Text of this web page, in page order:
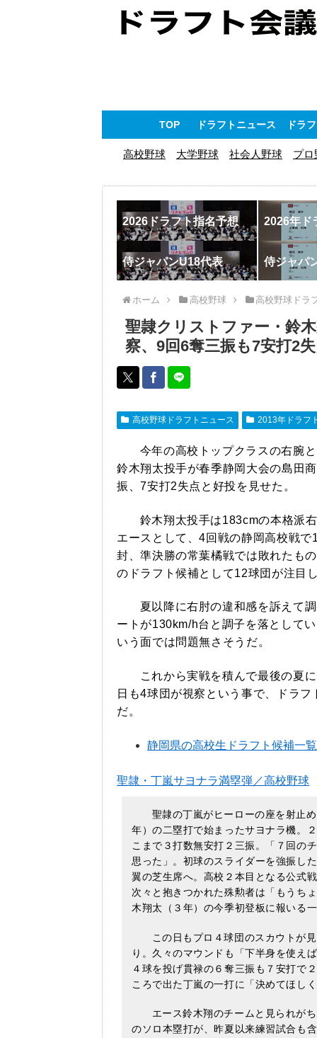
TOP ドラフトニュース ドラ
高校野球 大学野球 社会人野球 プロ
2026ドラフト指名予想 2026年ド
侍ジャパンU18代表 侍ジャパ
ホーム 高校野球 高校野球ドラ
聖隷クリストファー・鈴
察、9回6奪三振も7安打2
高校野球ドラフトニュース 2013年ドラフ
今年の高校トップクラスの右腕
鈴木翔太投手が春季静岡大会の島田
振、7安打2失点と好投を見せた。
鈴木翔太投手は183cmの本格派
エースとして、4回戦の静岡高校戦
封、準決勝の常葉橘戦では敗れたも
のドラフト候補として12球団が注目
夏以降に右肘の違和感を訴えて
ートが130km/h台と調子を落として
いう面では問題無さそうだ。
これから実戦を積んで最後の夏
日も4球団が視察という事で、ドラ
だ。
静岡県の高校生ドラフト候補一
聖隷・丁嵐サヨナラ満塁弾／高校野球
聖隷の丁嵐がヒーローの座を射止
年）の二塁打で始まったサヨナラ機。
こまで３打数無安打２三振。「７回の
思った」。初球のスライダーを強振し
翼の芝生席へ。高校２本目となる公式
次々と抱きつかれた殊勲者は「もうち
木翔太（３年）の今季初登板に報いる
この日もプロ４球団のスカウトが
り。久々のマウンドも「下半身を使え
４球を投げ貫禄の６奪三振も７安打で
ころで出た丁嵐の一打に「決めてほし
エース鈴木翔のチームと見られが
のソロ本塁打が、昨夏以来練習試合も